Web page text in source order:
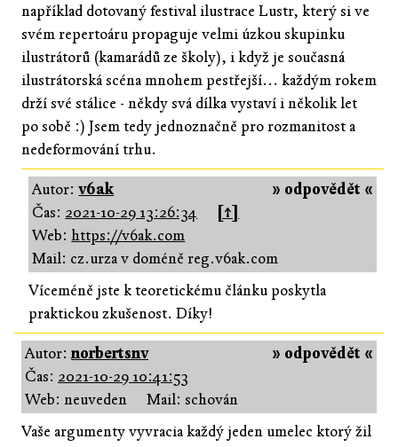
například dotovaný festival ilustrace Lustr, který si ve
svém repertoáru propaguje velmi úzkou skupinku
ilustrátorů (kamarádů ze školy), i když je současná
ilustrátorská scéna mnohem pestřejší... každým rokem
drží své stálice - někdy svá dílka vystaví i několik let
po sobě :) Jsem tedy jednoznačně pro rozmanitost a
nedeformování trhu.
» odpovědět «
Autor:v6ak
Čas: 2021-10-29 13:26:34
[↑]
Web:https://v6ak.com
Mail: cz.urza v doméně reg.v6ak.com
Víceméně jste k teoretickému článku poskytla
praktickou zkušenost. Díky!
» odpovědět «
Autor:norbertsnv
Čas: 2021-10-29 10:41:53
Web: neuveden
Mail: schován
Vaše argumenty vyvracia každý jeden umelec ktorý žil